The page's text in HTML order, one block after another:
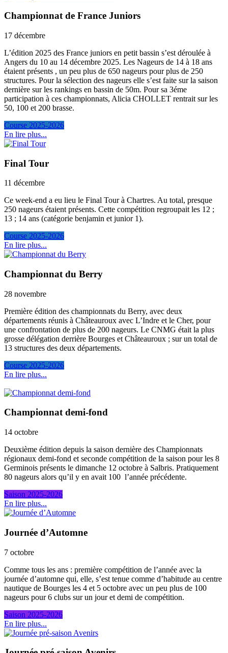
Championnat de France Juniors
17 décembre
L’édition 2025 des France juniors en petit bassin s’est déroulée à
Angers du 10 au 14 décembre 2025. Les Nageurs de 14 à 18 ans
étaient présents , un peu plus de 650 nageurs pour plus de 250
structures. Pour la sélection des nageurs elle s’est faite sur la saison
dernière sur les rankings en bassin de 50m. Pour sa 3éme
participation à ces championnats, Alicia CHOLLET rentrait sur les
50, 100 et 200 brasse.
Course 2025-2026
En lire plus...
Final Tour
11 décembre
Ce week-end a eu lieu le Final Tour à Chartres. Au total, presque
250 nageurs étaient présents. Cette compétition regroupait les 12 ;
13 ; 14 ans (catégorie benjamin et junior 1).
Course 2025-2026
En lire plus...
Championnat du Berry
28 novembre
Première édition des championnats du Berry, avec deux
départements réunis à Châteauroux avec L’Indre et le Cher, pour
une confrontation de plus de 200 nageurs. Le CNMG était la plus
grosse délégation derrière Bourges et Châteauroux ; sur un total de
13 structures des deux départements.
Course 2025-2026
En lire plus...
Championnat demi-fond
14 octobre
Deuxième édition depuis la saison dernière des Championnats
régionaux demi-fond et seconde compétition de la saison pour les 8
Germinois présents le dimanche 12 octobre à Salbris. Pratiquement
80 nageurs alors qu’il y en avait 100 l’année précédente.
Saison 2025-2026
En lire plus...
Journée d’Automne
7 octobre
Comme tous les ans : première compétition de l’année avec la
journée d’automne qui, elle, s’est tenue comme d’habitude au centre
nautique de Bourges les 4 et 5 octobre avec un peu plus de 100
nageurs pour 6 clubs sur un jour et demi de compétition.
Saison 2025-2026
En lire plus...